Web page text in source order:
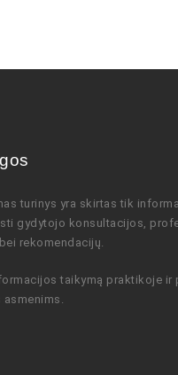
turinys yra skirtas tik
gydytojo konsultacijos,
rekomendacijų
taikymą praktikoje ir